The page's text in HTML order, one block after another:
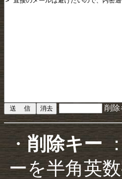
削除
・削除キー
ーを半角英